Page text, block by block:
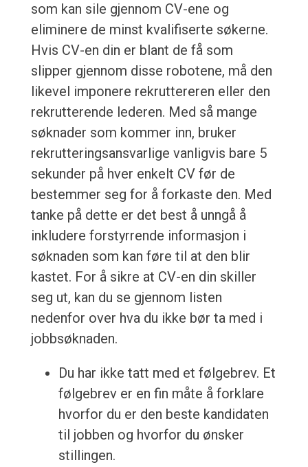
som kan sile gjennom CV-ene og
eliminere de minst kvalifiserte søkerne.
Hvis CV-en din er blant de få som
slipper gjennom disse robotene, må den
likevel imponere rekruttereren eller den
rekrutterende lederen. Med så mange
søknader som kommer inn, bruker
rekrutteringsansvarlige vanligvis bare 5
sekunder på hver enkelt CV før de
bestemmer seg for å forkaste den. Med
tanke på dette er det best å unngå å
inkludere forstyrrende informasjon i
søknaden som kan føre til at den blir
kastet. For å sikre at CV-en din skiller
seg ut, kan du se gjennom listen
nedenfor over hva du ikke bør ta med i
jobbsøknaden.
Du har ikke tatt med et følgebrev. Et
følgebrev er en fin måte å forklare
hvorfor du er den beste kandidaten
til jobben og hvorfor du ønsker
stillingen.